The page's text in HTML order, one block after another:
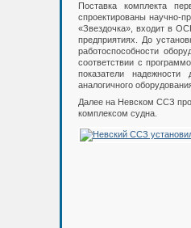
Поставка комплекта
спроектированы научно-
«Звездочка», входит в
предприятиях. До
работоспособности
соответствии с
показатели
аналогичного
Далее на Невском ССЗ
комплексом судна.